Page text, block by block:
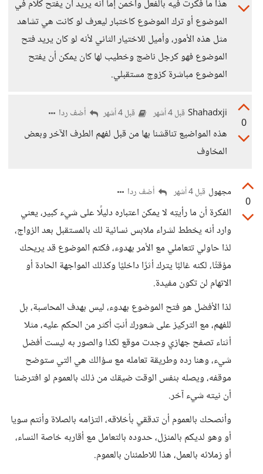
هذا ما فكرت فيه بالفعل وأخمن إما أنه يريد أن يفتح كلام في
الموضوع أو ترك الموضوع كاختبار ليعرف لو كانت هي تشاهد
مثل هذه الأمور، وأميل للاختيار الثاني لأنه لو كان يريد فتح
الموضوع فهو كرجل ناضج وخطيب لها كان يمكن أن يفتح
الموضوع مباشرة كزوج مستقبلي.
0
Shahadxji قبل 4 أشهر قبل 4 أشهر أضف ردا
هذه المواضيع تناقشنا بها من قبل لفهم الطرف الآخر وبعض
المخاوف
0
مجهول قبل 4 أشهر أضف ردا
الفكرة أن ما رأيتِه لا يمكن اعتباره دليلًا على شيء كبير، يعني
وارد أنه يخطط لشراء ملابس نسائية لك بالمستقبل بعد الزواج،
لذا حاولي تتعاملي مع الأمر بهدوء، فكتم الموضوع قد يريحك
مؤقتًا، لكنه غالبًا يترك أثرًا داخليًا وكذلك المواجهة الحادة أو
الاتهام لن تكون مفيدة.
لذا الأفضل هو فتح الموضوع بهدوء، ليس بهدف المحاسبة، بل
للفهم، مع التركيز على شعورك أنتِ أكثر من الحكم عليه، مثلا
أثناء تصفح جهازي وجدت موقع لكذا والصور به ليست أفضل
شيء، وهنا رده وطريقة تعامله مع سؤالك هي التي ستوضح
موقفه، ويصله بنفس الوقت ضيقك من ذلك بالعموم لو افترضنا
أن نيته شيء آخر.
وأنصحك بالعموم أن تدققي بأخلاقه، التزامه بالصلاة وأنتم سويا
أو وهو لديكم بالمنزل، حدوده بالتعامل مع أقاربه خاصة النساء،
أو زملائه بالعمل، هذا للاطمئنان بالعموم.